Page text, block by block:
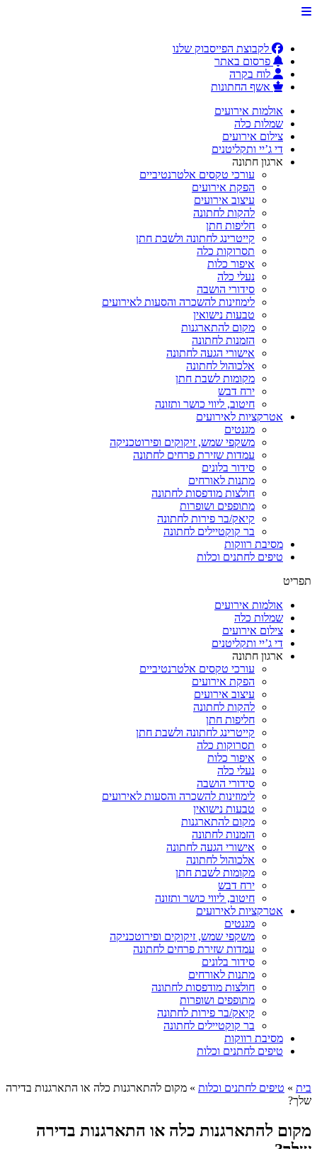
לקבוצת הפייסבוק שלנו
פרסום באתר
לוח בקרה
אשף החתונות
אולמות אירועים
שמלות כלה
צילום אירועים
די ג’יי ותקליטנים
ארגון חתונה
עורכי טקסים אלטרנטיביים
הפקת אירועים
עיצוב אירועים
להקות לחתונה
חליפות חתן
קייטרינג לחתונה ולשבת חתן
תסרוקות כלה
איפור כלות
נעלי כלה
סידורי הושבה
לימוזינות להשכרה והסעות לאירועים
טבעות נישואין
מקום להתארגנות
הזמנות לחתונה
אישורי הגעה לחתונה
אלכוהול לחתונה
מקומות לשבת חתן
ירח דבש
חיטוב, ליווי כושר ותזונה
אטרקציות לאירועים
מגנטים
משקפי שמש, זיקוקים ופירוטכניקה
עמדות שזירת פרחים לחתונה
סידור בלונים
מתנות לאורחים
חולצות מודפסות לחתונה
מתופפים ושופרות
קיאק/בר פירות לחתונה
בר קוקטיילים לחתונה
מסיבת רווקות
טיפים לחתנים וכלות
תפריט
אולמות אירועים
שמלות כלה
צילום אירועים
די ג’יי ותקליטנים
ארגון חתונה
עורכי טקסים אלטרנטיביים
הפקת אירועים
עיצוב אירועים
להקות לחתונה
חליפות חתן
קייטרינג לחתונה ולשבת חתן
תסרוקות כלה
איפור כלות
נעלי כלה
סידורי הושבה
לימוזינות להשכרה והסעות לאירועים
טבעות נישואין
מקום להתארגנות
הזמנות לחתונה
אישורי הגעה לחתונה
אלכוהול לחתונה
מקומות לשבת חתן
ירח דבש
חיטוב, ליווי כושר ותזונה
אטרקציות לאירועים
מגנטים
משקפי שמש, זיקוקים ופירוטכניקה
עמדות שזירת פרחים לחתונה
סידור בלונים
מתנות לאורחים
חולצות מודפסות לחתונה
מתופפים ושופרות
קיאק/בר פירות לחתונה
בר קוקטיילים לחתונה
מסיבת רווקות
טיפים לחתנים וכלות
בית » טיפים לחתנים וכלות » מקום להתארגנות כלה או התארגנות בדירה
שלך?
מקום להתארגנות כלה או התארגנות בדירה